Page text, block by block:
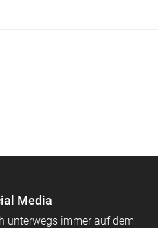
Media
unterwegs immer auf dem